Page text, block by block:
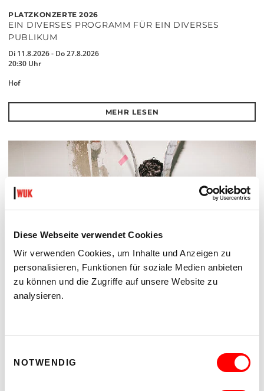
Diese Webseite verwendet Cookies
Wir verwenden Cookies, um Inhalte und Anzeigen zu
personalisieren, Funktionen für soziale Medien anbieten
zu können und die Zugriffe auf unsere Website zu
analysieren.
NOTWENDIG
PLATZKONZERTE 2026
EIN DIVERSES PROGRAMM FÜR EIN DIVERSES
PUBLIKUM
Di 11.8.2026 - Do 27.8.2026
20:30 Uhr
Hof
MEHR LESEN
PLATZKONZERTE 2026
20.30